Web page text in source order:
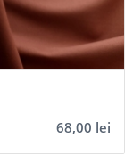
68,00 lei